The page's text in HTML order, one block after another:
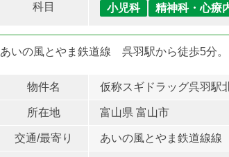
科目 小児科 精神科・心療
あいの風とやま鉄道線 呉羽駅から徒歩5分。
物件名 仮称スギドラッグ呉羽駅
所在地 富山県 富山市
交通/最寄り あいの風とやま鉄道線